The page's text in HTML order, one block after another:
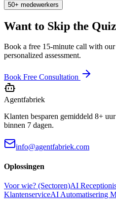
50+ medewerkers
Want to Skip the
Book a free 15-minute call with
personalized assessment.
Book Free Consultation
Agentfabriek
Klanten besparen gemiddeld 8+
binnen 7 dagen.
info@agentfabriek.com
Oplossingen
Voor wie? (Sectoren)AI
KlantenserviceAI Automatisering